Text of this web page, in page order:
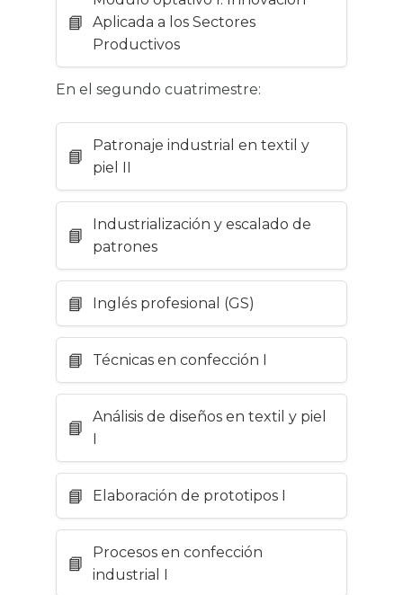
Aplicada a los Sectores
Productivos
En el segundo cuatrimestre:
Patronaje industrial en textil y
piel II
Industrialización y escalado de
patrones
Inglés profesional (GS)
Técnicas en confección I
Análisis de diseños en textil y piel
Elaboración de prototipos I
Procesos en confección
industrial I